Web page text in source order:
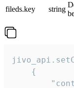
fileds.key
string
    {